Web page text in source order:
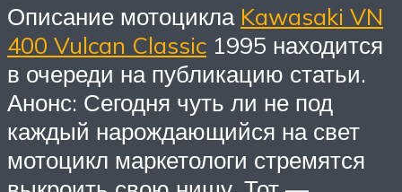
Описание мотоцикла Kawasaki VN
400 Vulcan Classic 1995 находится
в очереди на публикацию статьи.
Анонс: Сегодня чуть ли не под
каждый нарождающийся на свет
мотоцикл маркетологи стремятся